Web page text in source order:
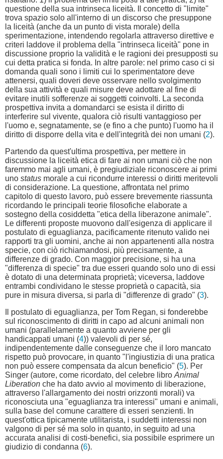
questione della sua intrinseca liceità. Il concetto di "limite"
trova spazio solo all'interno di un discorso che presuppone
la liceità (anche da un punto di vista morale) della
sperimentazione, intendendo regolarla attraverso direttive e
criteri laddove il problema della "intrinseca liceità" pone in
discussione proprio la validità e le ragioni dei presupposti su
cui detta pratica si fonda. In altre parole: nel primo caso ci si
domanda quali sono i limiti cui lo sperimentatore deve
attenersi, quali doveri deve osservare nello svolgimento
della sua attività e quali misure deve adottare al fine di
evitare inutili sofferenze ai soggetti coinvolti. La seconda
prospettiva invita a domandarci se esista il diritto di
interferire sul vivente, qualora ciò risulti vantaggioso per
l'uomo e, segnatamente, se (e fino a che punto) l'uomo ha il
diritto di disporre della vita e dell'integrità dei non umani (2).
Partendo da quest'ultima prospettiva, per mettere in
discussione la liceità etica di fare ai non umani ciò che non
faremmo mai agli umani, è pregiudiziale riconoscere ai primi
uno status morale a cui ricondurre interessi o diritti meritevoli
di considerazione. La questione, affrontata nel primo
capitolo di questo lavoro, può essere brevemente riassunta
ricordando le principali teorie filosofiche elaborate a
sostegno della cosiddetta "etica della liberazone animale".
Le differenti proposte muovono dall'esigenza di applicare il
postulato di eguaglianza, pacificamente ritenuto valido nei
rapporti tra gli uomini, anche ai non appartenenti alla nostra
specie, con ciò richiamandosi, più precisamente, a
differenze di grado. Con maggior precisione, si ha una
"differenza di specie" tra due esseri quando solo uno di essi
è dotato di una determinata proprietà; viceversa, laddove
entrambi condividano le stesse proprietà o capacità, sia
pure in misura diversa, si parla di "differenze di grado" (3).
Il postulato di eguaglianza, per Tom Regan, si fonderebbe
sul riconoscimento di diritti in capo ad alcuni animali non
umani (parallelamente a quanto avviene per gli
handicappati umani (4)) valevoli di per sé,
indipendentemente dalle conseguenze che il loro mancato
rispetto può provocare, in quanto "l'ingiustizia di una pratica
non può essere compensata da alcun beneficio" (5). Per
Singer (autore, come ricordato, del celebre libroAnimal
Liberation che ha dato avvio al movimento di liberazione,
attraverso l'allargamento dei nostri orizzonti morali) va
riconosciuta una "eguaglianza tra interessi" umani e animali,
sulla base del comune carattere di esseri senzienti. In
quest'ottica tipicamente utilitarista, i suddetti interessi non
valgono di per sé ma solo in quanto, in seguito ad una
accurata analisi di costi-benefici, sia possibile esprimere un
giudizio di condanna (6).